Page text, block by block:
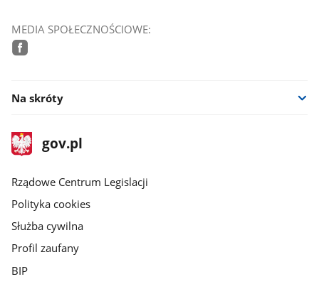
MEDIA SPOŁECZNOŚCIOWE:
Na skróty
stopka
gov.plStrona
gov.pl
Rządowe Centrum Legislacji
Polityka cookies
Służba cywilna
Profil zaufany
BIP